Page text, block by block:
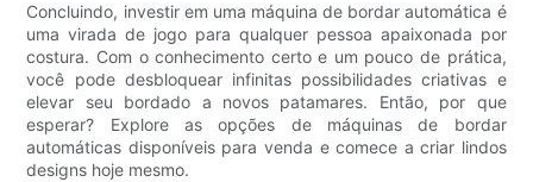
Concluindo, investir em uma máquina de bordar automática é
uma virada de jogo para qualquer pessoa apaixonada por
costura. Com o conhecimento certo e um pouco de prática,
você pode desbloquear infinitas possibilidades criativas e
elevar seu bordado a novos patamares. Então, por que
esperar? Explore as opções de máquinas de bordar
automáticas disponíveis para venda e comece a criar lindos
designs hoje mesmo.